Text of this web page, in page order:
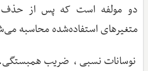
دو مولفه است که پس از حذف
متغیرهای استفاده‌شده محاسبه
نوسانات نسبی ، ضریب همبستگی.